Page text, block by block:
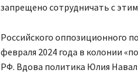
запрещено сотрудничать с
Российского оппозиционного
февраля 2024 года в колонии
РФ. Вдова политика Юлия